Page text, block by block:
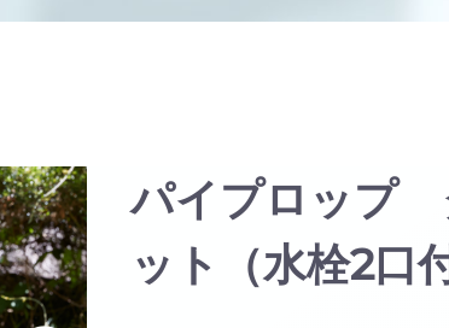
パイプロップ
ット（水栓2口付